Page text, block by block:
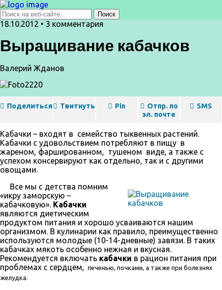
18.10.2012 • 3 комментария
Выращивание кабачков
Валерий Жданов
Поделиться Твитнуть Pin
Отпр. по
эл. почте
SMS
Кабачки – входят в семейство тыквенных растений.
Кабачки с удовольствием потребляют в пищу в
жареном, фаршированном, тушеном виде, а также с
успехом консервируют как отдельно, так и с другими
овощами.
Все мы с детства помним
«икру заморскую –
кабачковую». Кабачки
являются диетическим
продуктом питания и хорошо усваиваются нашим
организмом. В кулинарии как правило, преимущественно
используются моло­дые (10-14-дневные) завязи. В таких
кабачках мякоть особенно нежная и вкусная.
Рекомендуется вклю­чать кабачки в рацион питания при
проблемах с сердцем, печенью, почками, а также при болезнях
желудка.